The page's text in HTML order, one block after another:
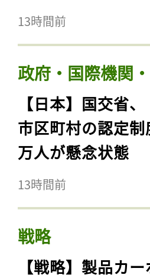
13時間前
政府・国際機関
【日本】国交省
市区町村の認定
万人が懸念状態
13時間前
戦略
【戦略】製品カ